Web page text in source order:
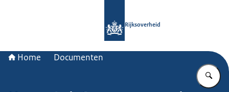
Rijksoverheid
Home Documenten